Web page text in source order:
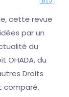
cette revue
par un
du
OHADA, du
Droits
comparé.